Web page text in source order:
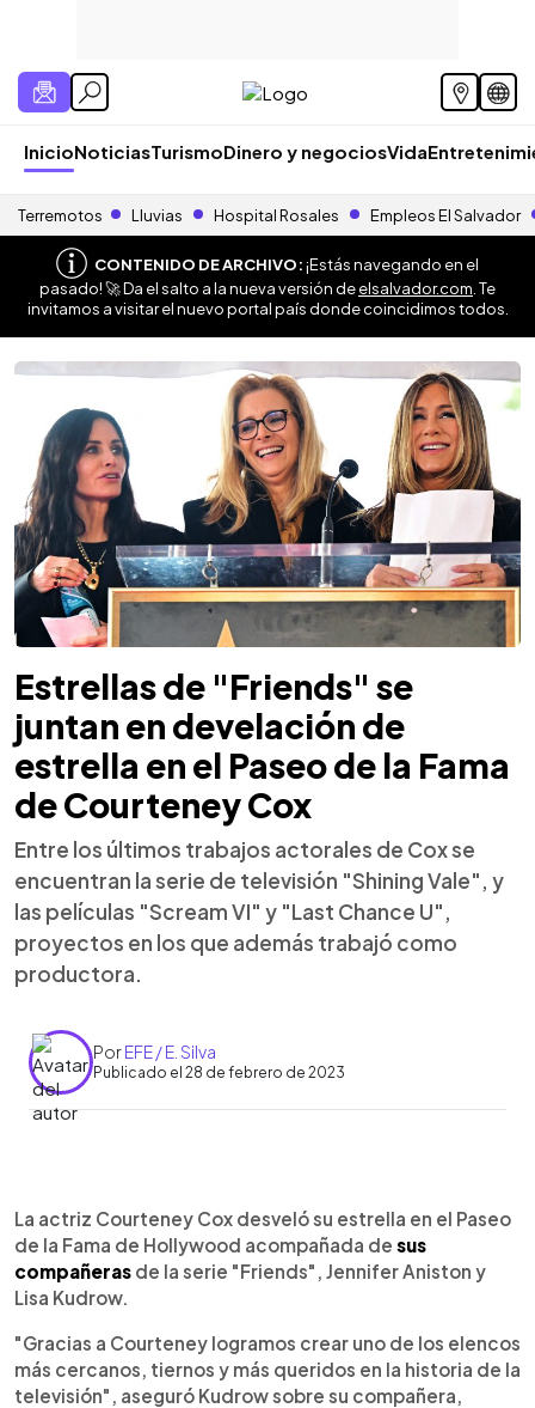
InicioNoticiasTurismoDinero y negociosVida
Terremotos Lluvias Hospital Rosales Empleos El Salvador
CONTENIDO DE ARCHIVO:¡Estás navegando en el
pasado! 🚀 Da el salto a la nueva versión deelsalvador.com . Te
invitamos a visitar el nuevo portal país donde coincidimos todos.
Estrellas de "Friends" se
juntan en develación de
estrella en el Paseo de la Fama
de Courteney Cox
Entre los últimos trabajos actorales de Cox se
encuentran la serie de televisión "Shining Vale", y
las películas "Scream VI" y "Last Chance U",
proyectos en los que además trabajó como
productora.
PorEFE / E. Silva
Publicado el 28 de febrero de 2023
► Escuchar artículo
La actriz Courteney Cox desveló su estrella en el Paseo
de la Fama de Hollywood acompañada de sus
compañeras de la serie "Friends", Jennifer Aniston y
Lisa Kudrow.
"Gracias a Courteney logramos crear uno de los elencos
más cercanos, tiernos y más queridos en la historia de la
televisión", aseguró Kudrow sobre su compañera,